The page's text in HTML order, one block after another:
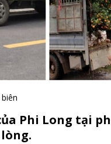
Phi Long tại